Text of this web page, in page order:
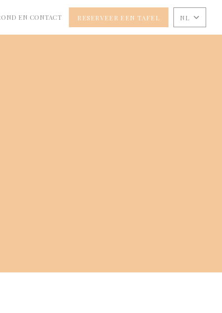
EN CONTACT RESERVEER EEN TAFEL NL